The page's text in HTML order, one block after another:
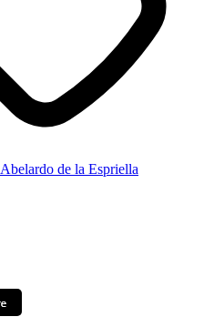
Abelardo de la Espriella